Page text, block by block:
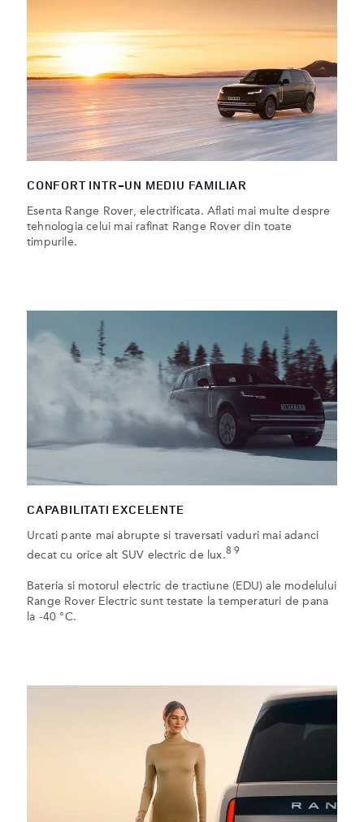
CONFORT INTR-UN MEDIU FAMILIAR
Esenta Range Rover, electrificata. Aflati mai multe despre
tehnologia celui mai rafinat Range Rover din toate
timpurile.
CAPABILITATI EXCELENTE
Urcati pante mai abrupte si traversati vaduri mai adanci
decat cu orice alt SUV electric de lux.8 9
Bateria si motorul electric de tractiune (EDU) ale modelului
Range Rover Electric sunt testate la temperaturi de pana
la -40 °C.